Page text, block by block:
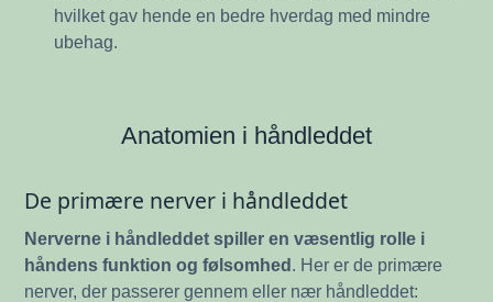
hvilket gav hende en bedre hverdag med mindre
ubehag.
Anatomien i håndleddet
De primære nerver i håndleddet
Nerverne i håndleddet spiller en væsentlig rolle i
håndens funktion og følsomhed. Her er de primære
nerver, der passerer gennem eller nær håndleddet: